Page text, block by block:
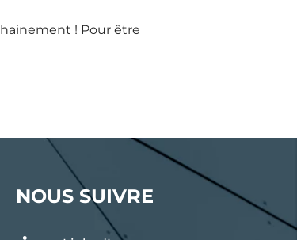
! Pour être
NOUS SUIVRE